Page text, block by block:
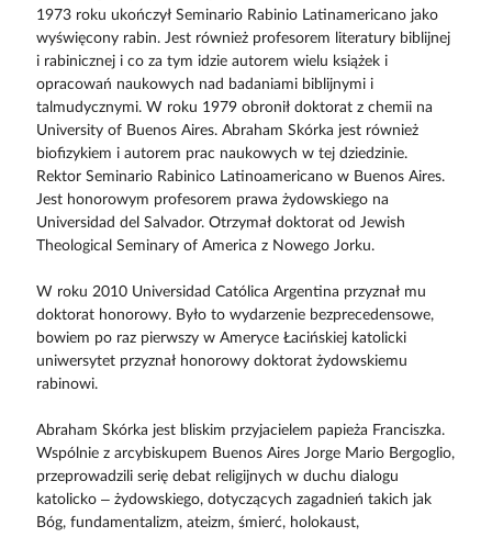
1973 roku ukończył Seminario Rabinio Latinamericano jako
wyświęcony rabin. Jest również profesorem literatury biblijnej
i rabinicznej i co za tym idzie autorem wielu książek i
opracowań naukowych nad badaniami biblijnymi i
talmudycznymi. W roku 1979 obronił doktorat z chemii na
University of Buenos Aires. Abraham Skórka jest również
biofizykiem i autorem prac naukowych w tej dziedzinie.
Rektor Seminario Rabinico Latinoamericano w Buenos Aires.
Jest honorowym profesorem prawa żydowskiego na
Universidad del Salvador. Otrzymał doktorat od Jewish
Theological Seminary of America z Nowego Jorku.
W roku 2010 Universidad Católica Argentina przyznał mu
doktorat honorowy. Było to wydarzenie bezprecedensowe,
bowiem po raz pierwszy w Ameryce Łacińskiej katolicki
uniwersytet przyznał honorowy doktorat żydowskiemu
rabinowi.
Abraham Skórka jest bliskim przyjacielem papieża Franciszka.
Wspólnie z arcybiskupem Buenos Aires Jorge Mario Bergoglio,
przeprowadzili serię debat religijnych w duchu dialogu
katolicko – żydowskiego, dotyczących zagadnień takich jak
Bóg, fundamentalizm, ateizm, śmierć, holokaust,